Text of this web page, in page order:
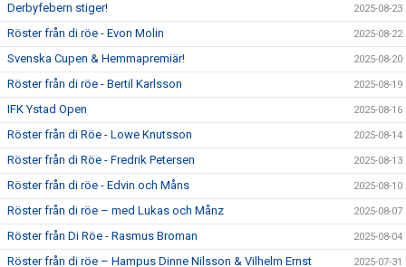
Derbyfebern stiger! 2025-08-23
Röster från di röe - Evon Molin 2025-08-22
Svenska Cupen & Hemmapremiär! 2025-08-20
Röster från di röe - Bertil Karlsson 2025-08-19
IFK Ystad Open 2025-08-16
Röster från di Röe - Lowe Knutsson 2025-08-14
Röster från di Röe - Fredrik Petersen 2025-08-13
Röster från di röe - Edvin och Måns 2025-08-10
Röster från di röe – med Lukas och Månz 2025-08-07
Röster från Di Röe - Rasmus Broman 2025-08-04
Röster från di röe – Hampus Dinne Nilsson & Vilhelm Ernst 2025-07-31